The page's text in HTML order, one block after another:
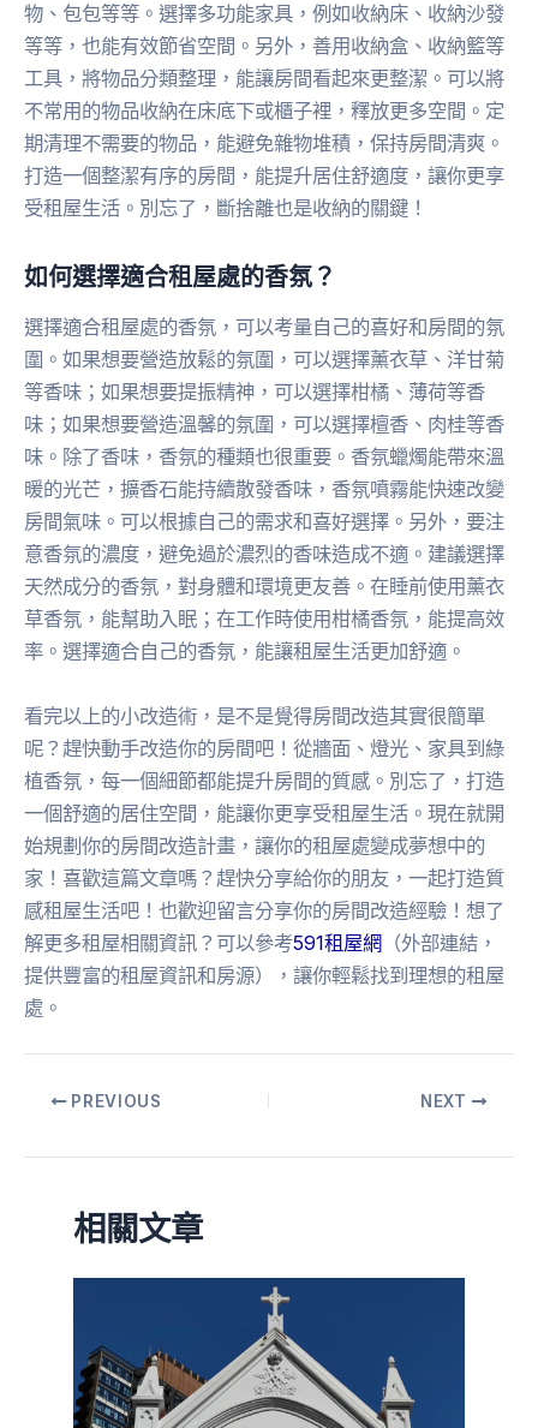
物、包包等等。選擇多功能家具，例如收納床、收納沙發
等等，也能有效節省空間。另外，善用收納盒、收納籃等
工具，將物品分類整理，能讓房間看起來更整潔。可以將
不常用的物品收納在床底下或櫃子裡，釋放更多空間。定
期清理不需要的物品，能避免雜物堆積，保持房間清爽。
打造一個整潔有序的房間，能提升居住舒適度，讓你更享
受租屋生活。別忘了，斷捨離也是收納的關鍵！
如何選擇適合租屋處的香氛？
選擇適合租屋處的香氛，可以考量自己的喜好和房間的氛
圍。如果想要營造放鬆的氛圍，可以選擇薰衣草、洋甘菊
等香味；如果想要提振精神，可以選擇柑橘、薄荷等香
味；如果想要營造溫馨的氛圍，可以選擇檀香、肉桂等香
味。除了香味，香氛的種類也很重要。香氛蠟燭能帶來溫
暖的光芒，擴香石能持續散發香味，香氛噴霧能快速改變
房間氣味。可以根據自己的需求和喜好選擇。另外，要注
意香氛的濃度，避免過於濃烈的香味造成不適。建議選擇
天然成分的香氛，對身體和環境更友善。在睡前使用薰衣
草香氛，能幫助入眠；在工作時使用柑橘香氛，能提高效
率。選擇適合自己的香氛，能讓租屋生活更加舒適。
看完以上的小改造術，是不是覺得房間改造其實很簡單
呢？趕快動手改造你的房間吧！從牆面、燈光、家具到綠
植香氛，每一個細節都能提升房間的質感。別忘了，打造
一個舒適的居住空間，能讓你更享受租屋生活。現在就開
始規劃你的房間改造計畫，讓你的租屋處變成夢想中的
家！喜歡這篇文章嗎？趕快分享給你的朋友，一起打造質
感租屋生活吧！也歡迎留言分享你的房間改造經驗！想了
解更多租屋相關資訊？可以參考591租屋網 （外部連結，
提供豐富的租屋資訊和房源），讓你輕鬆找到理想的租屋
處。
PREVIOUS NEXT
相關文章